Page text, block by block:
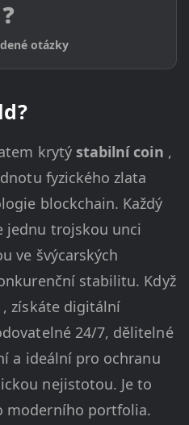
❓
otázky
krytý stabilní coin ,
fyzického zlata
blockchain. Každý
jednu trojskou unci
ve švýcarských
stabilitu. Když
, získáte digitální
24/7, dělitelné
a ideální pro ochranu
nejistotou. Je to
moderního portfolia.